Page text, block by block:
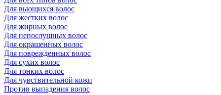
Для вьющихся волос
Для жестких волос
Для жирных волос
Для непослушных волос
Для окрашенных волос
Для поврежденных волос
Для сухих волос
Для тонких волос
Для чувствительной кожи
Против выпадения волос